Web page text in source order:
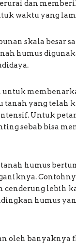
dan
waktu yang
skala besar
humus
tanah yang telah
Untuk
sebab bisa
humus
cenderung lebih
humus
oleh banyaknya